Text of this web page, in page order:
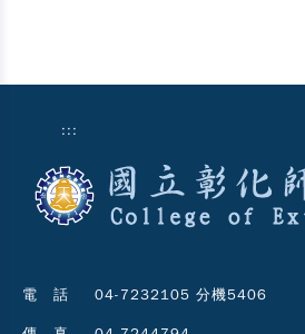
:::
電 話 04-7232105 分機5406